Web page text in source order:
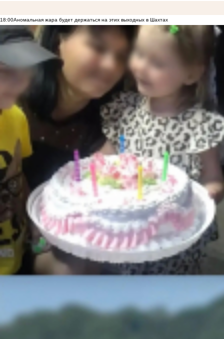
18:00Аномальная жара будет держаться на этих выходных в Шахтах